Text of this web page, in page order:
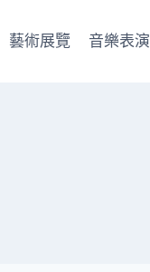
藝術展覽 音樂表演